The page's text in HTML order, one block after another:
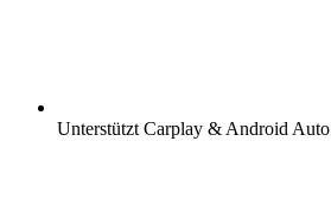
Unterstützt Carplay & Android Auto